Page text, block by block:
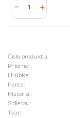
Číslo produktu:
Priemer:
Hrúbka:
Farba:
Materiál:
S dierou:
Tvar: